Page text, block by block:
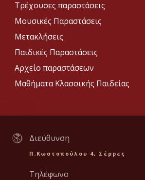
Τρέχουσες παραστάσεις
Μουσικές Παραστάσεις
Μετακλήσεις
Παιδικές Παραστάσεις
Αρχείο παραστάσεων
Μαθήματα Κλασσικής Παιδείας
Διεύθυνση
Π.Κωστοπούλου 4, Σέρρες
Τηλέφωνο